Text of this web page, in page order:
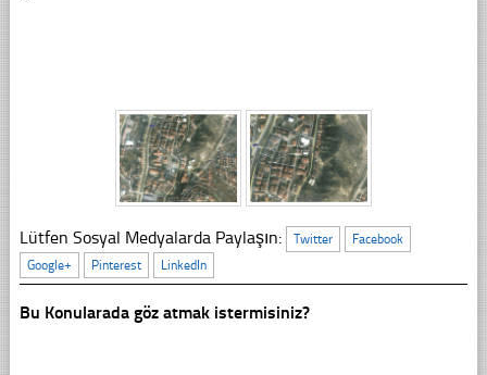
Lütfen Sosyal Medyalarda Paylaşın: Twitter
Facebook
Google+
Pinterest LinkedIn
Bu Konularada göz atmak istermisiniz?